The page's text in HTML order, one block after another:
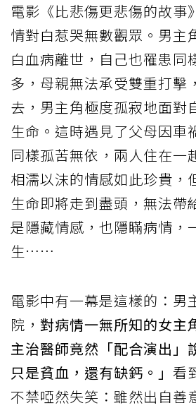
電影《比悲傷更悲傷的故事
情對白惹哭無數觀眾。男主
白血病離世，自己也罹患同
多，母親無法承受雙重打擊
去，男主角極度孤寂地面對
生命。這時遇見了父母因車
同樣孤苦無依，兩人住在一
相濡以沫的情感如此珍貴，
生命即將走到盡頭，無法帶
是隱藏情感，也隱瞞病情，
生……
電影中有一幕是這樣的：男
院， 對病情一無所知的女主
主治醫師竟然「配合演出」
只是貧血，還有缺鈣。」 看
不禁啞然失笑：雖然出自善